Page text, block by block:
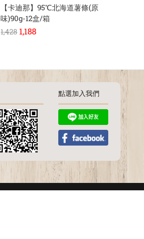
【卡迪那】95℃北海道薯條(原
味)90g-12盒/箱
1,428 1,188
點選加入我們